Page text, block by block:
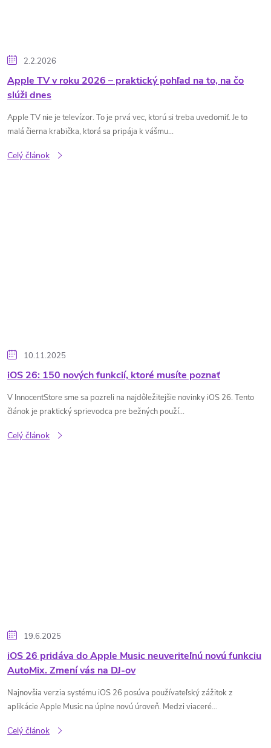
2.2.2026
Apple TV v roku 2026 – praktický pohľad na to, na čo
slúži dnes
Apple TV nie je televízor. To je prvá vec, ktorú si treba uvedomiť. Je to
malá čierna krabička, ktorá sa pripája k vášmu...
Celý článok
10.11.2025
iOS 26: 150 nových funkcií, ktoré musíte poznať
V InnocentStore sme sa pozreli na najdôležitejšie novinky iOS 26. Tento
článok je praktický sprievodca pre bežných použí...
Celý článok
19.6.2025
iOS 26 pridáva do Apple Music neuveriteľnú novú funkciu
AutoMix. Zmení vás na DJ-ov
Najnovšia verzia systému iOS 26 posúva používateľský zážitok z
aplikácie Apple Music na úplne novú úroveň. Medzi viaceré...
Celý článok